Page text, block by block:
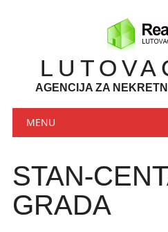
AGENCIJA ZA
Main menu
MENU
STAN-
GRADA